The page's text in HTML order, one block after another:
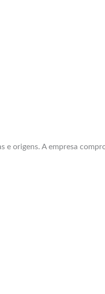
e origens. A empresa